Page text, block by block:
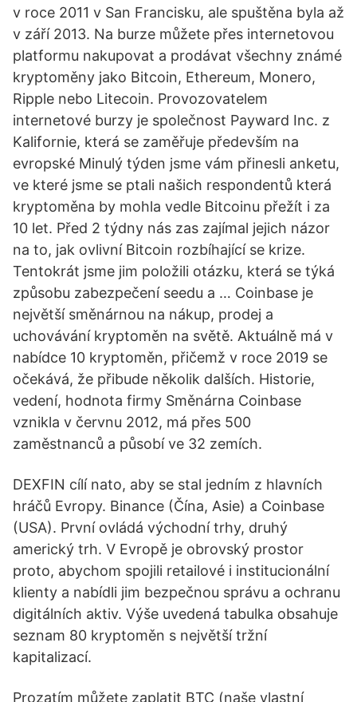
v roce 2011 v San Francisku, ale spuštěna byla až
v září 2013. Na burze můžete přes internetovou
platformu nakupovat a prodávat všechny známé
kryptoměny jako Bitcoin, Ethereum, Monero,
Ripple nebo Litecoin. Provozovatelem
internetové burzy je společnost Payward Inc. z
Kalifornie, která se zaměřuje především na
evropské Minulý týden jsme vám přinesli anketu,
ve které jsme se ptali našich respondentů která
kryptoměna by mohla vedle Bitcoinu přežít i za
10 let. Před 2 týdny nás zas zajímal jejich názor
na to, jak ovlivní Bitcoin rozbíhající se krize.
Tentokrát jsme jim položili otázku, která se týká
způsobu zabezpečení seedu a … Coinbase je
největší směnárnou na nákup, prodej a
uchovávání kryptoměn na světě. Aktuálně má v
nabídce 10 kryptoměn, přičemž v roce 2019 se
očekává, že přibude několik dalších. Historie,
vedení, hodnota firmy Směnárna Coinbase
vznikla v červnu 2012, má přes 500
zaměstnanců a působí ve 32 zemích.
DEXFIN cílí nato, aby se stal jedním z hlavních
hráčů Evropy. Binance (Čína, Asie) a Coinbase
(USA). První ovládá východní trhy, druhý
americký trh. V Evropě je obrovský prostor
proto, abychom spojili retailové i institucionální
klienty a nabídli jim bezpečnou správu a ochranu
digitálních aktiv. Výše uvedená tabulka obsahuje
seznam 80 kryptoměn s největší tržní
kapitalizací.
Prozatím můžete zaplatit BTC (naše vlastní